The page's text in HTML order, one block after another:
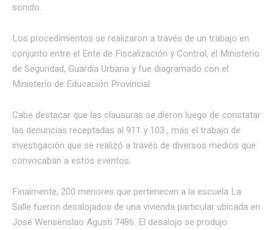
sonido.
Los procedimientos se realizaron a través de un trabajo en
conjunto entre el Ente de Fiscalización y Control, el Ministerio
de Seguridad, Guardia Urbana y fue diagramado con el
Ministerio de Educación Provincial.
Cabe destacar que las clausuras se dieron luego de constatar
las denuncias receptadas al 911 y 103 , más el trabajo de
investigación que se realizó a través de diversos medios que
convocaban a estos eventos.
Finalmente, 200 menores que pertenecen a la escuela La
Salle fueron desalojados de una vivienda particular ubicada en
José Wensenslao Agusti 7486. El desalojo se produjo